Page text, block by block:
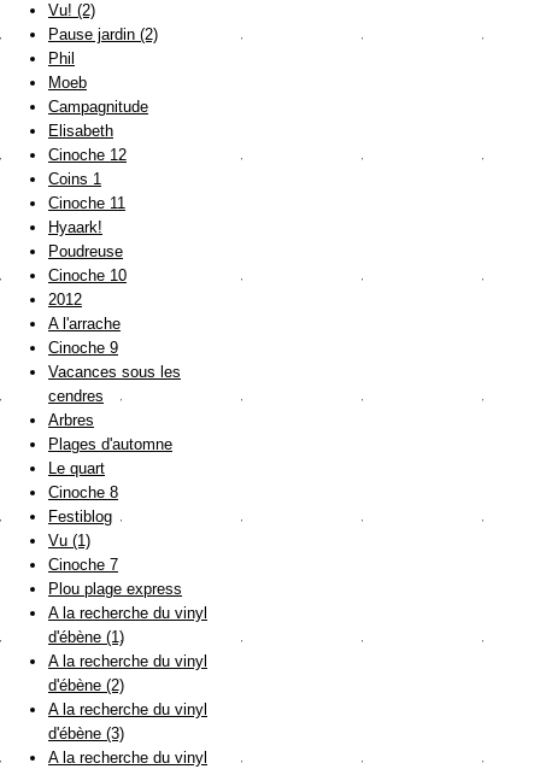
Vu! (2)
Pause jardin (2)
Phil
Moeb
Campagnitude
Elisabeth
Cinoche 12
Coins 1
Cinoche 11
Hyaark!
Poudreuse
Cinoche 10
2012
A l'arrache
Cinoche 9
Vacances sous les
cendres
Arbres
Plages d'automne
Le quart
Cinoche 8
Festiblog
Vu (1)
Cinoche 7
Plou plage express
A la recherche du vinyl
d'ébène (1)
A la recherche du vinyl
d'ébène (2)
A la recherche du vinyl
d'ébène (3)
A la recherche du vinyl